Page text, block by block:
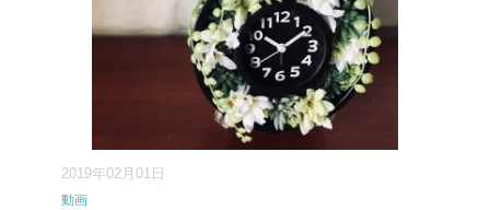
2019年02月01日
動画